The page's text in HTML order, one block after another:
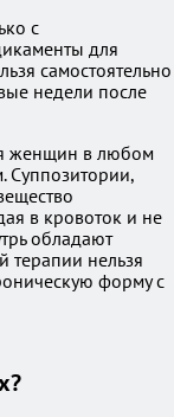
с
для
самостоятельно
недели после
женщин в любом
Суппозитории,
в кровоток и не
обладают
терапии нельзя
форму с